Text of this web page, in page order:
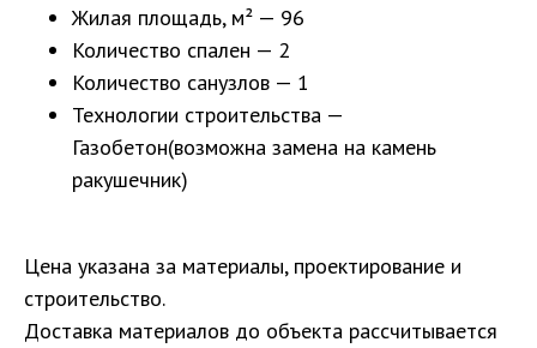
Жилая площадь, м² — 96
Количество спален — 2
Количество санузлов — 1
Технологии строительства —
Газобетон(возможна замена на камень
ракушечник)
Цена указана за материалы, проектирование и
строительство.
Доставка материалов до объекта рассчитывается